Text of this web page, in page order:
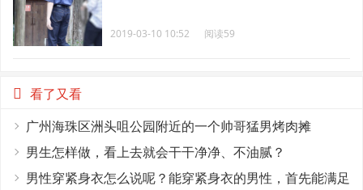
2019-03-10 10:52 阅读59
看了又看
广州海珠区洲头咀公园附近的一个帅哥猛男烤肉摊
男生怎样做，看上去就会干干净净、不油腻？
男性穿紧身衣怎么说呢？能穿紧身衣的男性，首先能满足